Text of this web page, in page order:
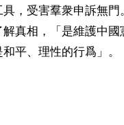
，受害羣衆申訴無
真相，「是維護中
平、理性的行爲」。